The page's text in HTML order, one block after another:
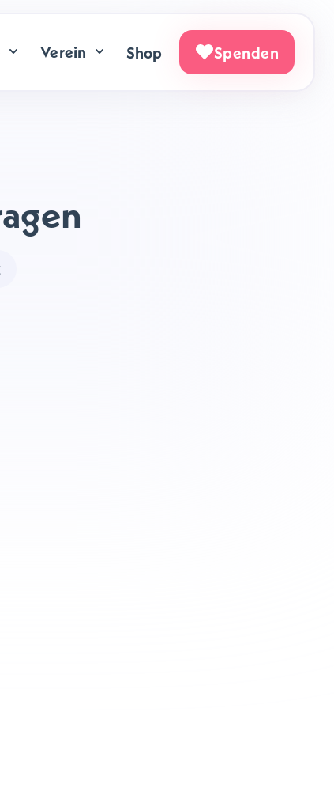
Verein Shop Spenden